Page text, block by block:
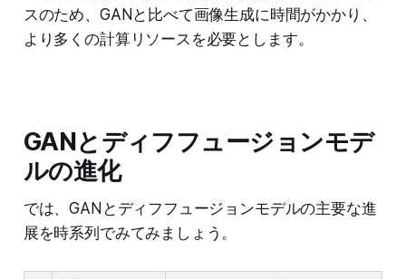
スのため、GANと比べて画像生成に時間がかかり、
より多くの計算リソースを必要とします。
GANとディフフュージョンモデ
ルの進化
では、GANとディフフュージョンモデルの主要な進
展を時系列でみてみましょう。